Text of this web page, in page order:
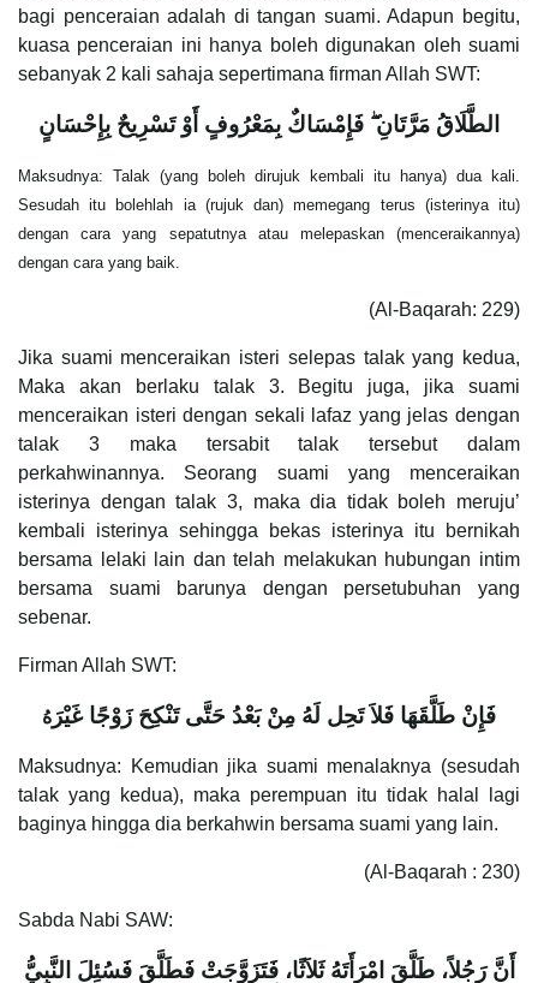
bagi penceraian adalah di tangan suami. Adapun begitu,
kuasa penceraian ini hanya boleh digunakan oleh suami
sebanyak 2 kali sahaja sepertimana firman Allah SWT:
الطَّلَاقُ مَرَّتَانِ فَإِمْسَاكٌ بِمَعْرُوفٍ أَوْ تَسْرِيحٌ بِإِحْسَانٍ
Maksudnya: Talak (yang boleh dirujuk kembali itu hanya) dua kali.
Sesudah itu bolehlah ia (rujuk dan) memegang terus (isterinya itu)
dengan cara yang sepatutnya atau melepaskan (menceraikannya)
dengan cara yang baik.
(Al-Baqarah: 229)
Jika suami menceraikan isteri selepas talak yang kedua,
Maka akan berlaku talak 3. Begitu juga, jika suami
menceraikan isteri dengan sekali lafaz yang jelas dengan
talak 3 maka tersabit talak tersebut dalam
perkahwinannya. Seorang suami yang menceraikan
isterinya dengan talak 3, maka dia tidak boleh meruju’
kembali isterinya sehingga bekas isterinya itu bernikah
bersama lelaki lain dan telah melakukan hubungan intim
bersama suami barunya dengan persetubuhan yang
sebenar.
Firman Allah SWT:
فَإِنْ طَلَّقَهَا فَلاَ تَحِل لَهُ مِنْ بَعْدُ حَتَّى تَنْكِحَ زَوْجًا غَيْرَ هُ
Maksudnya: Kemudian jika suami menalaknya (sesudah
talak yang kedua), maka perempuan itu tidak halal lagi
baginya hingga dia berkahwin bersama suami yang lain.
(Al-Baqarah : 230)
Sabda Nabi SAW:
أَنَّ رَجُلاً، طَلَّقَ امْرَأَتَهُ ثَلاَثًا، فَتَزَوَّجَتْ فَطَلَّقَ فَسُئِلَ النَّبِيُّ